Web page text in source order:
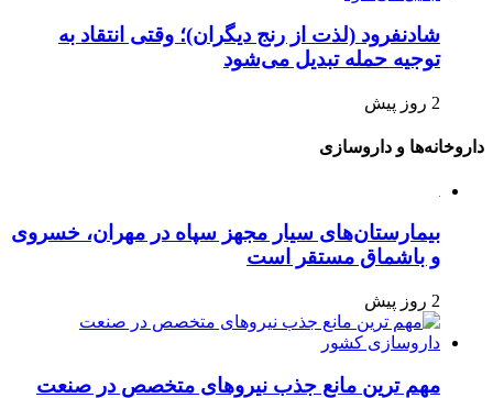
شادنفرود (لذت از رنج دیگران)؛ وقتی انتقاد به
توجیه حمله تبدیل می‌شود
2 روز پیش
داروخانه‌ها و داروسازی
بیمارستان‌های سیار مجهز سپاه در مهران، خسروی
و باشماق مستقر است
2 روز پیش
مهم ترین مانع جذب نیروهای متخصص در صنعت